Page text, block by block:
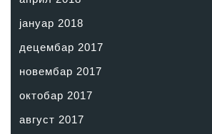
јануар 2018
децембар 2017
новембар 2017
октобар 2017
август 2017